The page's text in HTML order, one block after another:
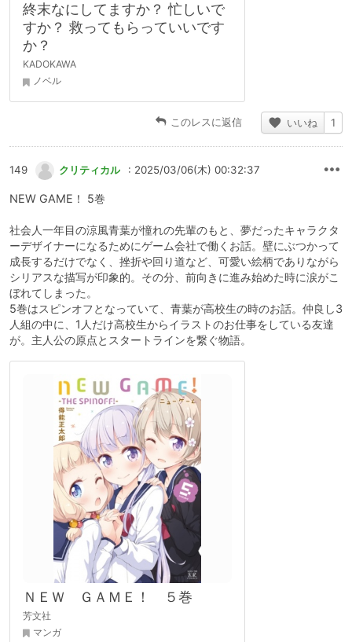
終末なにしてますか？ 忙しいで
すか？ 救ってもらっていいです
か？
KADOKAWA
ノベル
このレスに返信 いいね 1
149 クリティカル : 2025/03/06(木) 00:32:37
NEW GAME！ 5巻
社会人一年目の涼風青葉が憧れの先輩のもと、夢だったキャラクタ
ーデザイナーになるためにゲーム会社で働くお話。壁にぶつかって
成長するだけでなく、挫折や回り道など、可愛い絵柄でありながら
シリアスな描写が印象的。その分、前向きに進み始めた時に涙がこ
ぼれてしまった。
5巻はスピンオフとなっていて、青葉が高校生の時のお話。仲良し3
人組の中に、1人だけ高校生からイラストのお仕事をしている友達
が。主人公の原点とスタートラインを繋ぐ物語。
ＮＥＷ ＧＡＭＥ！ ５巻
芳文社
マンガ